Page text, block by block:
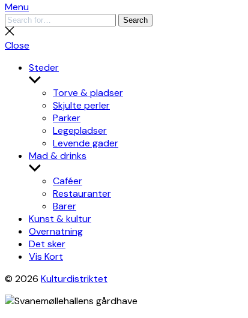
Menu
Search
for:
Search
Close
search
Close
Steder
Show
sub
menu
Torve & pladser
Skjulte perler
Parker
Legepladser
Levende gader
Mad & drinks
Show
sub
menu
Caféer
Restauranter
Barer
Kunst & kultur
Overnatning
Det sker
Vis Kort
© 2026 Kulturdistriktet